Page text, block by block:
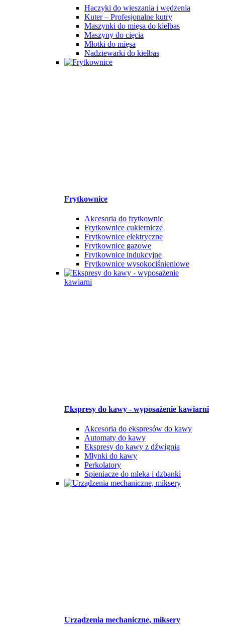
Haczyki do wieszania i wędzenia
Kuter – Profesjonalne kutry
Maszynki do mięsa do kiełbas
Maszyny do cięcia
Młotki do mięsa
Nadziewarki do kiełbas
Frytkownice
Akcesoria do frytkownic
Frytkownice cukiernicze
Frytkownice elektryczne
Frytkownice gazowe
Frytkownice indukcyjne
Frytkownice wysokociśnieniowe
Ekspresy do kawy - wyposażenie kawiarni
Akcesoria do ekspresów do kawy
Automaty do kawy
Ekspresy do kawy z dźwignią
Młynki do kawy
Perkolatory
Spieniacze do mleka i dzbanki
Urządzenia mechaniczne, miksery